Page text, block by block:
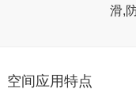
滑,
空间应用特点